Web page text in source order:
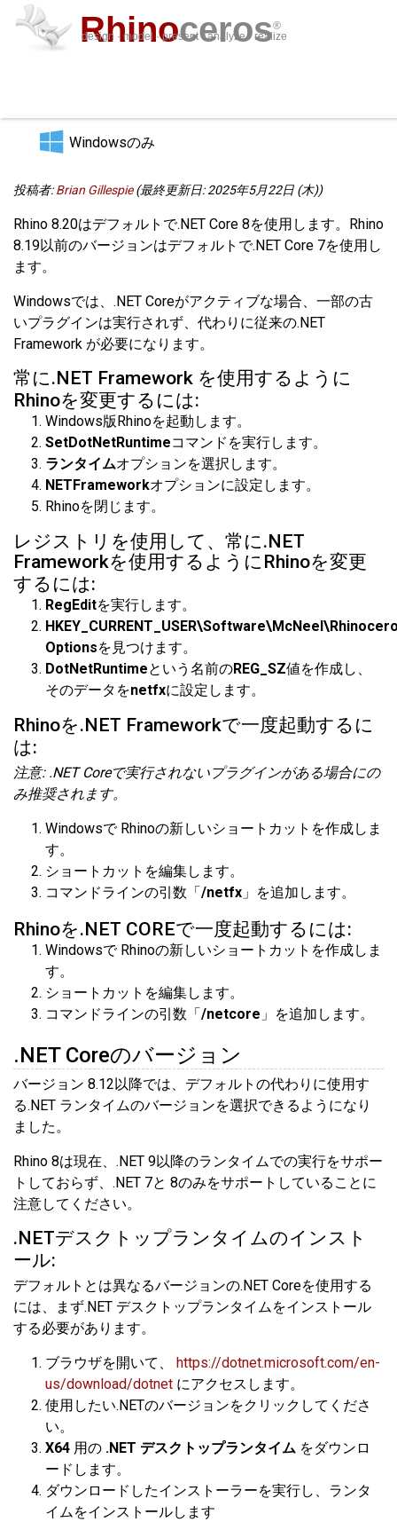
Rhinoceros®
design · model · present · analyze · realize
購入
ダウンロード
学ぶ
特長
サポート
プラグイン
サインイン
Windowsのみ
投稿者:Brian Gillespie(最終更新日: 2025年5月22日 (木))
Rhino 8.20はデフォルトで.NET Core 8を使用します。Rhino
8.19以前のバージョンはデフォルトで.NET Core 7を使用し
ます。
Windowsでは、.NET Coreがアクティブな場合、一部の古
いプラグインは実行されず、代わりに従来の.NET
Framework が必要になります。
常に.NET Framework を使用するように
Rhinoを変更するには:
Windows版Rhinoを起動します。
SetDotNetRuntimeコマンドを実行します。
ランタイムオプションを選択します。
NETFrameworkオプションに設定します。
Rhinoを閉じます。
レジストリを使用して、常に.NET
Frameworkを使用するようにRhinoを変更
するには:
RegEditを実行します。
Optionsを見つけます。
DotNetRuntimeという名前のREG_SZ値を作成し、
そのデータをnetfxに設定します。
Rhinoを.NET Frameworkで一度起動するに
は:
注意: .NET Coreで実行されないプラグインがある場合にの
み推奨されます。
Windowsで Rhinoの新しいショートカットを作成しま
す。
ショートカットを編集します。
コマンドラインの引数「/netfx 」を追加します。
Rhinoを.NET COREで一度起動するには:
Windowsで Rhinoの新しいショートカットを作成しま
す。
ショートカットを編集します。
コマンドラインの引数「/netcore 」を追加します。
.NET Coreのバージョン
バージョン 8.12以降では、デフォルトの代わりに使用す
る.NET ランタイムのバージョンを選択できるようになり
ました。
Rhino 8は現在、.NET 9以降のランタイムでの実行をサポー
トしておらず、.NET 7と 8のみをサポートしていることに
注意してください。
.NETデスクトップランタイムのインスト
ール:
デフォルトとは異なるバージョンの.NET Coreを使用する
には、まず.NET デスクトップランタイムをインストール
する必要があります。
ブラウザを開いて、
https://dotnet.microsoft.com/en-
us/download/dotnet にアクセスします。
使用したい.NETのバージョンをクリックしてくださ
い。
X64 用の .NET デスクトップランタイム をダウンロ
ードします。
ダウンロードしたインストーラーを実行し、ランタ
イムをインストールします